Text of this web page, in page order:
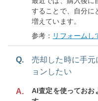
することで、自分に
増えています。
参考： リフォームし
Q.
売却した時に手
ョンしたい
A.
AI査定を使っておお